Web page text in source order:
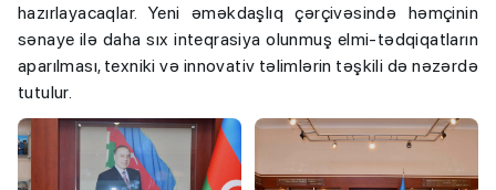
hazırlayacaqlar. Yeni əməkdaşlıq çərçivəsində həmçinin
sənaye ilə daha sıx inteqrasiya olunmuş elmi-tədqiqatların
aparılması, texniki və innovativ təlimlərin təşkili də nəzərdə
tutulur.